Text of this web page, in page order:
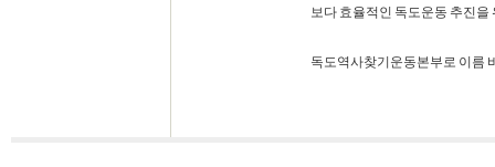
보다 효율적인 독도운동 추진
독도역사찾기운동본부로 이름